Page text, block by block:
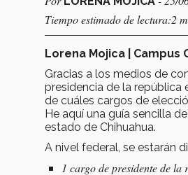
Tiempo estimado de lectura:2
Lorena Mojica | Campus
Gracias a los medios de
presidencia de la república
de cuáles cargos de
He aquí una guía sencilla
estado de Chihuahua.
A nivel federal, se estarán
1 cargo de presidente de la